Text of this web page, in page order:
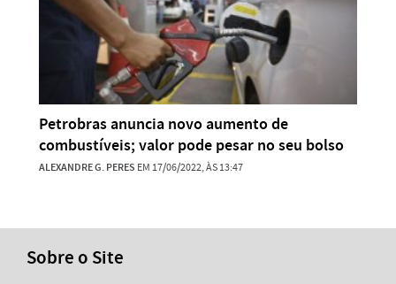
Petrobras anuncia novo aumento de
combustíveis; valor pode pesar no seu bolso
ALEXANDRE G. PERES EM 17/06/2022, ÀS 13:47
Sobre o Site